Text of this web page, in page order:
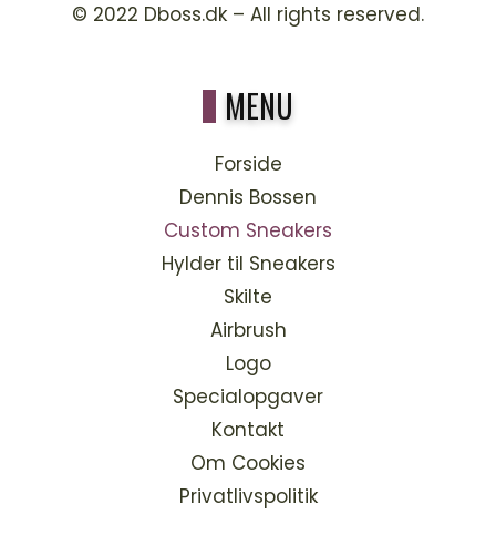
© 2022 Dboss.dk – All rights reserved.
MENU
Forside
Dennis Bossen
Custom Sneakers
Hylder til Sneakers
Skilte
Airbrush
Logo
Specialopgaver
Kontakt
Om Cookies
Privatlivspolitik